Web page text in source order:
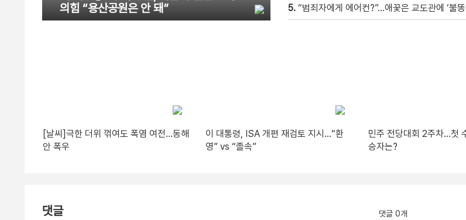
의힘 “용산공원은 안 돼”
5. “범죄자에게 에어컨?”…애꿎은 교도관에 ‘불똥
[날씨]극한 더위 꺾여도 폭염 여전…동해
안 폭우
이 대통령, ISA 개편 재검토 지시…“환
영” vs “졸속”
민주 전당대회 2주차…첫
승자는?
댓글 댓글 0개